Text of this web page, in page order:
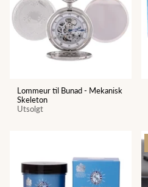
Lommeur til Bunad - Mekanisk
Skeleton
Utsolgt